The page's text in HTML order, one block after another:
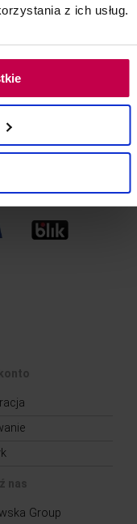
z ich usług.
Lock.
nas
Group